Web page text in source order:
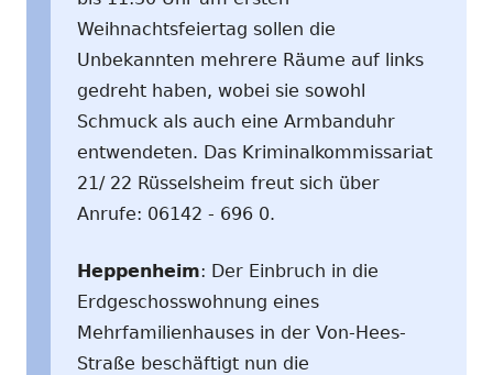
Weihnachtsfeiertag sollen die
Unbekannten mehrere Räume auf links
gedreht haben, wobei sie sowohl
Schmuck als auch eine Armbanduhr
entwendeten. Das Kriminalkommissariat
21/ 22 Rüsselsheim freut sich über
Anrufe: 06142 - 696 0.
Heppenheim: Der Einbruch in die
Erdgeschosswohnung eines
Mehrfamilienhauses in der Von-Hees-
Straße beschäftigt nun die